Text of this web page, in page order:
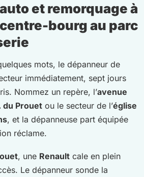
et remorquage à
bourg au parc
mots, le dépanneur de
immédiatement, sept jours
Nommez un repère, l’avenue
du Prouet ou le secteur de l’église
, et la dépanneuse part équipée
réclame.
, une Renault cale en plein
Le dépanneur sonde la